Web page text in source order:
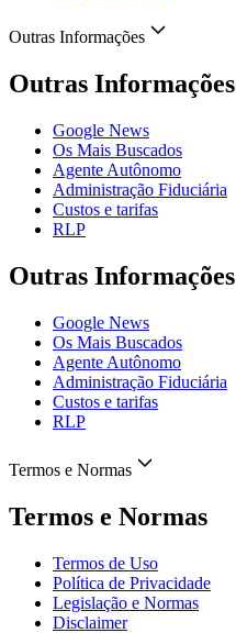
Outras Informações
Outras Informações
Google News
Os Mais Buscados
Agente Autônomo
Administração Fiduciária
Custos e tarifas
RLP
Outras Informações
Google News
Os Mais Buscados
Agente Autônomo
Administração Fiduciária
Custos e tarifas
RLP
Termos e Normas
Termos e Normas
Termos de Uso
Política de Privacidade
Legislação e Normas
Disclaimer